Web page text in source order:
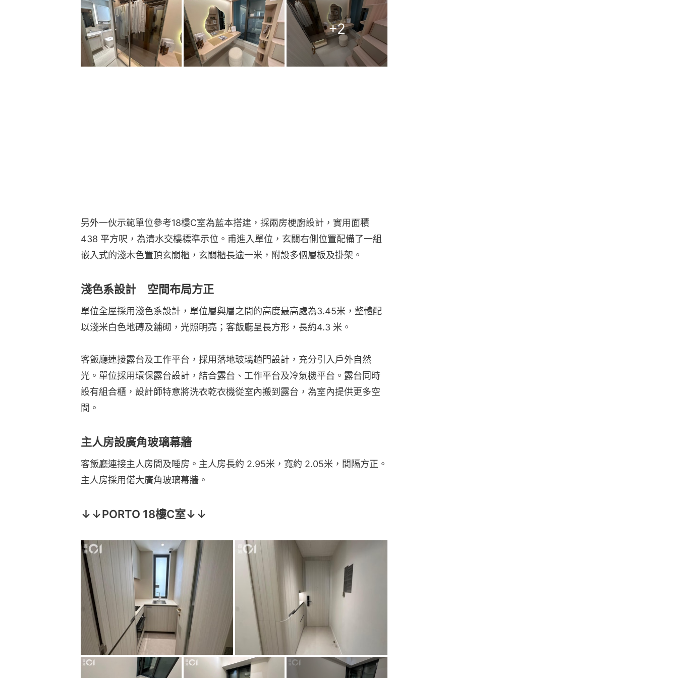
+2
另外一伙示範單位參考18樓C室為藍本搭建，採兩房梗廚設計，實用面積
438 平方呎，為清水交樓標準示位。甫進入單位，玄關右側位置配備了一組
嵌入式的淺木色置頂玄關櫃，玄關櫃長逾一米，附設多個層板及掛架。
淺色系設計 空間布局方正
單位全屋採用淺色系設計，單位層與層之間的高度最高處為3.45米，整體配
以淺米白色地磚及鋪砌，光照明亮；客飯廳呈長方形，長約4.3 米。
客飯廳連接露台及工作平台，採用落地玻璃趟門設計，充分引入戶外自然
光。單位採用環保露台設計，結合露台、工作平台及冷氣機平台。露台同時
設有組合櫃，設計師特意將洗衣乾衣機從室內搬到露台，為室內提供更多空
間。
主人房設廣角玻璃幕牆
客飯廳連接主人房間及睡房。主人房長約 2.95米，寬約 2.05米，間隔方正。
主人房採用偌大廣角玻璃幕牆。
↓↓PORTO 18樓C室↓↓